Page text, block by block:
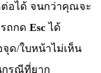
อได้ จนกว่าคุณจะ
รถกดEsc ได้
จุด/ใบหน้าไม่เห็น
กรณีที่ยาก